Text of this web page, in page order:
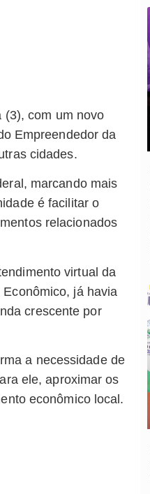
(3), com um novo
Empreendedor da
cidades.
marcando mais
é facilitar o
relacionados
virtual da
já havia
crescente por
a necessidade de
ele, aproximar os
econômico local.